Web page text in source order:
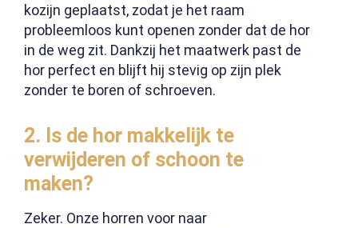
kozijn geplaatst, zodat je het raam
probleemloos kunt openen zonder dat de hor
in de weg zit. Dankzij het maatwerk past de
hor perfect en blijft hij stevig op zijn plek
zonder te boren of schroeven.
2. Is de hor makkelijk te
verwijderen of schoon te
maken?
Zeker. Onze horren voor naar